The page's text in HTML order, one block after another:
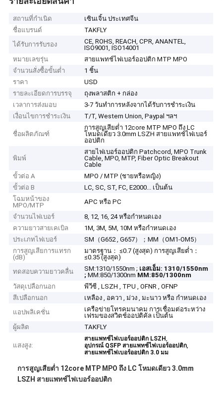
สถานที่กำเนิด
เซินเจิ้น ประเทศจีน
ชื่อแบรนด์
TAKFLY
ได้รับการรับรอง
CE, ROHS, REACH, CPR, ANANTEL,
ISO9001, ISO14001
หมายเลขรุ่น
สายแพทช์ไฟเบอร์ออปติก MTP MPO
จำนวนสั่งซื้อขั้นต่ำ
1 ชิ้น
ราคา
USD
รายละเอียดการบรรจุ
ถุงพลาสติก + กล่อง
เวลาการส่งมอบ
3-7 วันทำการหลังจากได้รับการชำระเงิน
เงื่อนไขการชำระเงิน
T/T, Western Union, Paypal ฯลฯ
ชื่อผลิตภัณฑ์
การสูญเสียต่ำ 12core MTP MPO ถึง LC
โหมดเดียว 3.0mm LSZH สายแพทช์ไฟเบอร์
ออปติก
พิมพ์
สายไฟเบอร์ออปติก Patchcord, MPO Trunk
Cable, MPO, MTP, Fiber Optic Breakout
Cable
ขั้วต่อ A
MPO / MTP (ชายหรือหญิง)
ขั้วต่อ B
LC, SC, ST, FC, E2000... เป็นต้น
โฉมหน้าของ
MPO/MTP
APC หรือ PC
จำนวนไฟเบอร์
8, 12, 16, 24 หรือกำหนดเอง
ความยาวสายเคเบิล
1M, 3M, 5M, 10M หรือกำหนดเอง
ประเภทไฟเบอร์
SM（G652 , G657）；MM（OM1-OM5）
การสูญเสียการแทรก
(dB)
มาตรฐาน： ≤0.7 (สูงสุด) การสูญเสียต่ำ：
≤0.35 (สูงสุด)
ทดสอบความยาวคลื่น
SM:1310/1550nm ; เอสเอ็ม: 1310/1550nm
; MM:850/1300nm MM:850/1300nm
วัสดุเปลือกนอก
พีวีซี , LSZH , TPU , OFNR , OFNP
สีเปลือกนอก
เหลือง , อควา , ม่วง , มะนาว หรือ กำหนดเอง
แอปพลิเคชั่น
เครือข่ายโทรคมนาคม การเชื่อมต่อระหว่าง
เฟรมของสวิตช์ออปติคัล เป็นต้น
ผู้ผลิต
TAKFLY
แสงสูง:
สายแพทช์ไฟเบอร์ออปติก LSZH,
อุปกรณ์ QSFP สายแพทช์ไฟเบอร์ออปติก,
สายแพทช์ไฟเบอร์ออปติก 3.0 มม
การสูญเสียต่ำ 12core MTP MPO ถึง LC โหมดเดียว 3.0mm
LSZH สายแพทช์ไฟเบอร์ออปติก